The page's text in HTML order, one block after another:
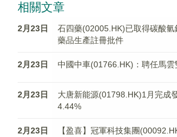
相關文章
2月23日
石四藥(02005.HK)已取得碳酸氫
藥品生產註冊批件
2月23日 中國中車(01766.HK)：聘任馬雲
2月23日
大唐新能源(01798.HK)1月完成
4.44%
2月23日
【盈喜】冠軍科技集團